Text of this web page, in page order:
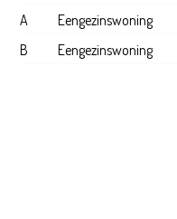
A
Eengezinswoning
B
Eengezinswoning